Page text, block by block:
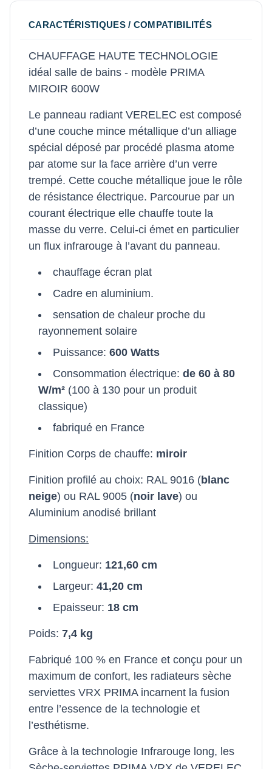
CARACTÉRISTIQUES / COMPATIBILITÉS
CHAUFFAGE HAUTE TECHNOLOGIE
idéal salle de bains - modèle PRIMA
MIROIR 600W
Le panneau radiant VERELEC est composé
d’une couche mince métallique d’un alliage
spécial déposé par procédé plasma atome
par atome sur la face arrière d’un verre
trempé. Cette couche métallique joue le rôle
de résistance électrique. Parcourue par un
courant électrique elle chauffe toute la
masse du verre. Celui-ci émet en particulier
un flux infrarouge à l’avant du panneau.
chauffage écran plat
Cadre en aluminium.
sensation de chaleur proche du
rayonnement solaire
Puissance: 600 Watts
Consommation électrique: de 60 à 80
W/m² (100 à 130 pour un produit
classique)
fabriqué en France
Finition Corps de chauffe: miroir
Finition profilé au choix: RAL 9016 (blanc
neige) ou RAL 9005 (noir lave) ou
Aluminium anodisé brillant
Dimensions:
Longueur: 121,60 cm
Largeur: 41,20 cm
Epaisseur: 18 cm
Poids: 7,4 kg
Fabriqué 100 % en France et conçu pour un
maximum de confort, les radiateurs sèche
serviettes VRX PRIMA incarnent la fusion
entre l’essence de la technologie et
l’esthétisme.
Grâce à la technologie Infrarouge long, les